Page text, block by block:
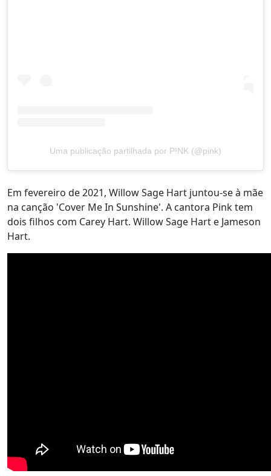
Uma publicação partilhada por P!NK (@pink)
Em fevereiro de 2021, Willow Sage Hart juntou-se à mãe
na canção 'Cover Me In Sunshine'. A cantora Pink tem
dois filhos com Carey Hart. Willow Sage Hart e Jameson
Hart.